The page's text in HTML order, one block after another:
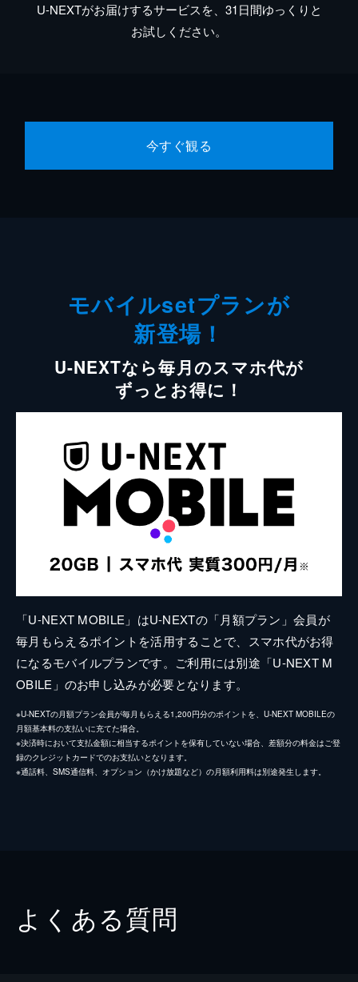
U-NEXTがお届けするサービスを、31日間ゆっくりと
お試しください。
今すぐ観る
モバイルsetプランが
新登場！
U-NEXTなら毎月のスマホ代が
ずっとお得に！
「U-NEXT MOBILE」はU-NEXTの「月額プラン」会員が
毎月もらえるポイントを活用することで、スマホ代がお得
になるモバイルプランです。ご利用には別途「U-NEXT M
OBILE」のお申し込みが必要となります。
※U-NEXTの月額プラン会員が毎月もらえる1,200円分のポイントを、U-NEXT MOBILEの
月額基本料の支払いに充てた場合。
※決済時において支払金額に相当するポイントを保有していない場合、差額分の料金はご登
録のクレジットカードでのお支払いとなります。
※通話料、SMS通信料、オプション（かけ放題など）の月額利用料は別途発生します。
よくある質問